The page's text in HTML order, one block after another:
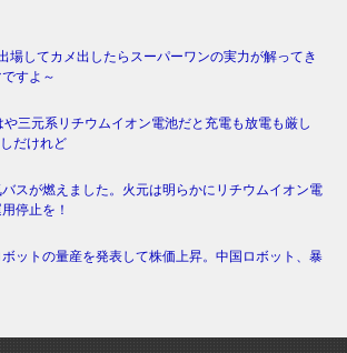
場してカメ出したらスーパーワンの実力が解ってき
すよ～
三元系リチウムイオン電池だと充電も放電も厳し
だけれど
スが燃えました。火元は明らかにリチウムイオン電
停止を！
ットの量産を発表して株価上昇。中国ロボット、暴